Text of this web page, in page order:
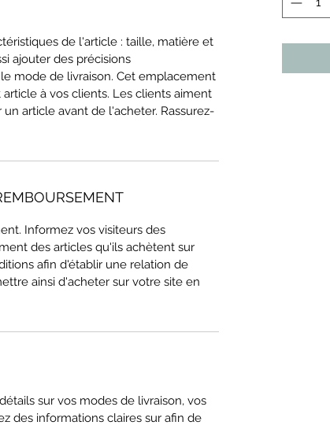
de l'article : taille, matière et
ajouter des précisions
mode de livraison. Cet emplacement
à vos clients. Les clients aiment
article avant de l'acheter. Rassurez-
Informez vos visiteurs des
des articles qu'ils achètent sur
afin d'établir une relation de
ainsi d'acheter sur votre site en
sur vos modes de livraison, vos
des informations claires sur afin de